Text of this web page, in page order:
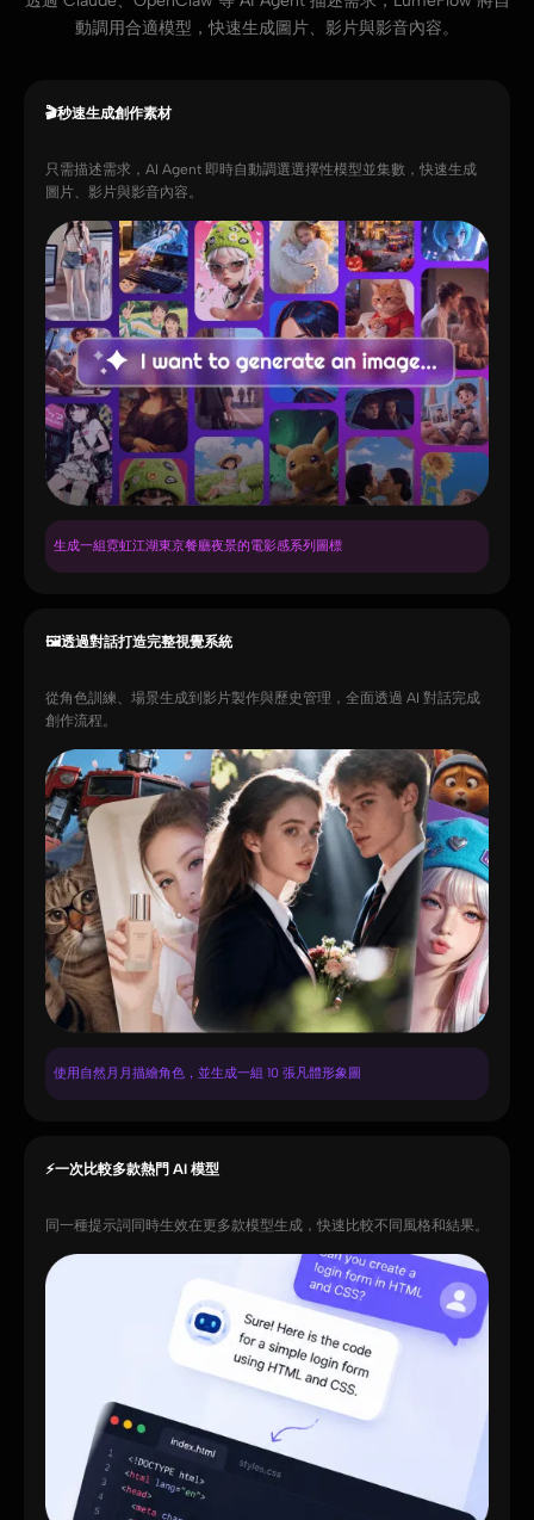
動調用合適模型，快速生成圖片、影片與影音內容。
🎬秒速生成創作素材
只需描述需求，AI Agent 即時自動調選選擇性模型並集數，快速生成
圖片、影片與影音內容。
生成一組霓虹江湖東京餐廳夜景的電影感系列圖標
🖼️透過對話打造完整視覺系統
從角色訓練、場景生成到影片製作與歷史管理，全面透過 AI 對話完成
創作流程。
使用自然月月描繪角色，並生成一組 10 張凡體形象圖
⚡一次比較多款熱門 AI 模型
同一種提示詞同時生效在更多款模型生成，快速比較不同風格和結果。